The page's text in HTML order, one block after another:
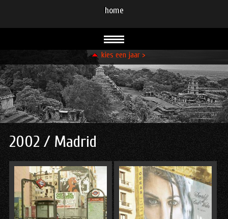
93 94 95 96 96 96 99 99 00 00 01 02
03 08 08 09 10 11 12 13 13 14 15 15 16
21 23 23 24
kies een jaar >
2002 / Madrid
home